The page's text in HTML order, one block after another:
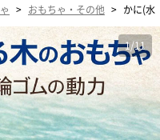
> おもちゃ・その他 > かに(水
1/11